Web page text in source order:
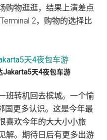
购物逛逛，结果上演差点
2，购物的选择比
Jakarta5天4夜包车游
班转机回去槟城。一个愉
国更多认识。这是今年最
喜欢今年的大大小小旅
解。期待日后有更多出游